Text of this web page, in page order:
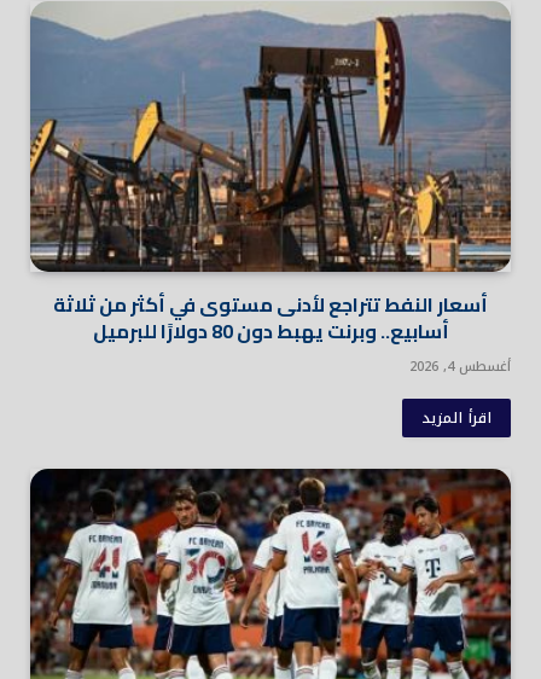
أسعار النفط تتراجع لأدنى مستوى في أكثر من ثلاثة
أسابيع.. وبرنت يهبط دون 80 دولارًا للبرميل
أغسطس 4, 2026
اقرأ المزيد